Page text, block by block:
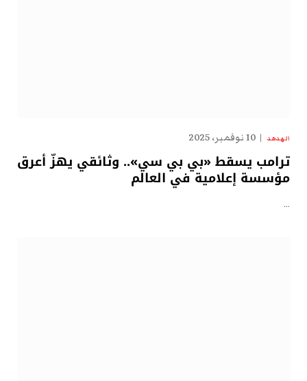
الهدهد 10 نوفمبر، 2025
ترامب يسقط «بي بي سي».. وثائقي يهزّ أعرق
مؤسسة إعلامية في العالم
…